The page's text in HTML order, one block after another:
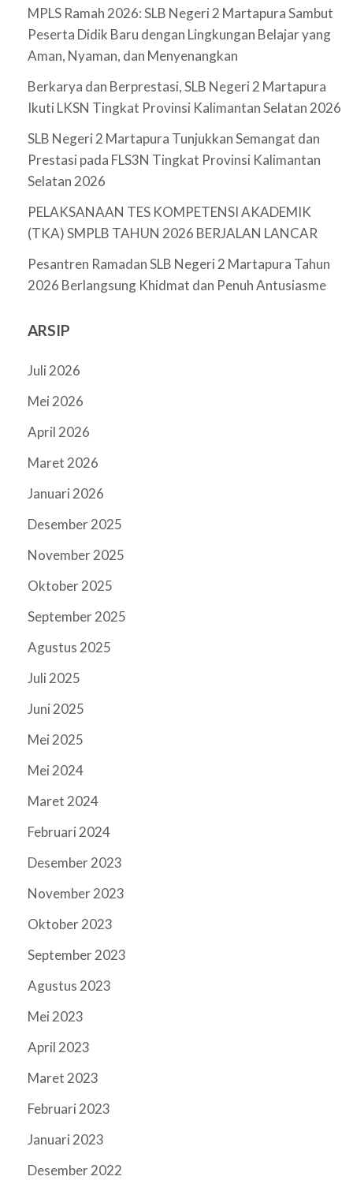
MPLS Ramah 2026: SLB Negeri 2 Martapura Sambut
Peserta Didik Baru dengan Lingkungan Belajar yang
Aman, Nyaman, dan Menyenangkan
Berkarya dan Berprestasi, SLB Negeri 2 Martapura
Ikuti LKSN Tingkat Provinsi Kalimantan Selatan 2026
SLB Negeri 2 Martapura Tunjukkan Semangat dan
Prestasi pada FLS3N Tingkat Provinsi Kalimantan
Selatan 2026
PELAKSANAAN TES KOMPETENSI AKADEMIK
(TKA) SMPLB TAHUN 2026 BERJALAN LANCAR
Pesantren Ramadan SLB Negeri 2 Martapura Tahun
2026 Berlangsung Khidmat dan Penuh Antusiasme
ARSIP
Juli 2026
Mei 2026
April 2026
Maret 2026
Januari 2026
Desember 2025
November 2025
Oktober 2025
September 2025
Agustus 2025
Juli 2025
Juni 2025
Mei 2025
Mei 2024
Maret 2024
Februari 2024
Desember 2023
November 2023
Oktober 2023
September 2023
Agustus 2023
Mei 2023
April 2023
Maret 2023
Februari 2023
Januari 2023
Desember 2022